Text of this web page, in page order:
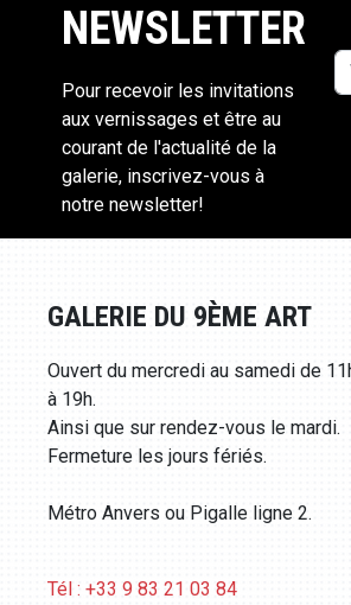
NEWSLETTER
Pour recevoir les invitations
aux vernissages et être au
courant de l'actualité de la
galerie, inscrivez-vous à
notre newsletter!
GALERIE DU 9ÈME ART
Ouvert du mercredi au samedi de
à 19h.
Ainsi que sur rendez-vous le mardi.
Fermeture les jours fériés.
Métro Anvers ou Pigalle ligne 2.
Tél : +33 9 83 21 03 84